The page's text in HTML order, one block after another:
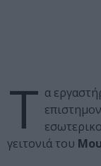
Τ α
γειτονιά του